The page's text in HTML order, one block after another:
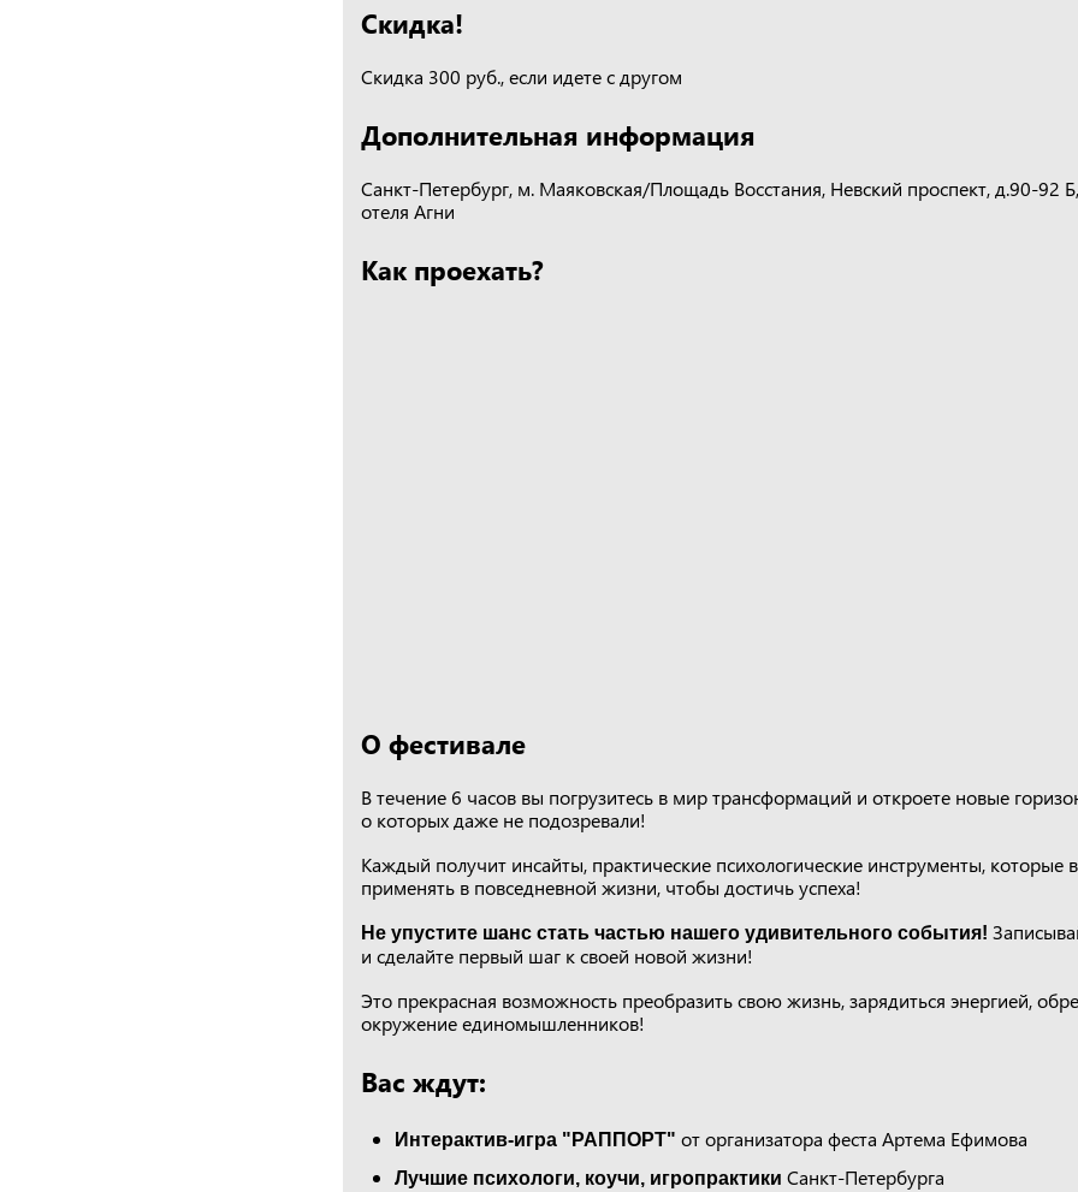
Скидка!
Скидка 300 руб., если идете с другом
Дополнительная информация
Санкт-Петербург, м. Маяковская/Площадь Восстания, Невский проспект, д.90-92
отеля Агни
Как проехать?
О фестивале
В течение 6 часов вы погрузитесь в мир трансформаций и откроете новые
о которых даже не подозревали!
Каждый получит инсайты, практические психологические инструменты, которые
применять в повседневной жизни, чтобы достичь успеха!
Не упустите шанс стать частью нашего удивительного события!
и сделайте первый шаг к своей новой жизни!
Это прекрасная возможность преобразить свою жизнь, зарядиться энергией,
окружение единомышленников!
Вас ждут:
Интерактив-игра "РАППОРТ" от организатора феста Артема Ефимова
Лучшие психологи, коучи, игропрактики Санкт-Петербурга